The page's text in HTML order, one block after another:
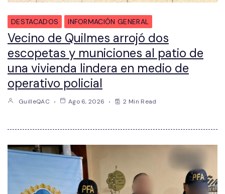
DESTACADOS INFORMACIÓN GENERAL
Vecino de Quilmes arrojó dos
escopetas y municiones al patio de
una vivienda lindera en medio de
operativo policial
GuilleQAC Ago 6, 2026 2 Min Read